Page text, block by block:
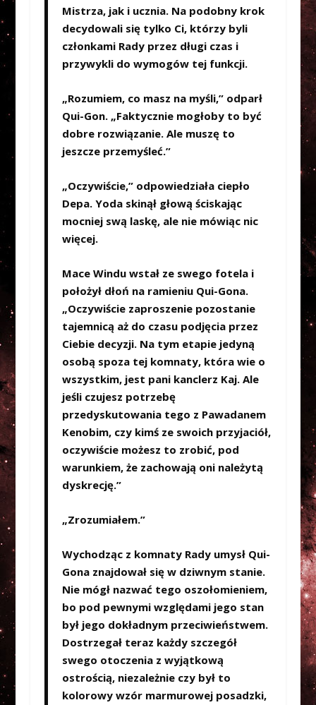
Mistrza, jak i ucznia. Na podobny krok
decydowali się tylko Ci, którzy byli
członkami Rady przez długi czas i
przywykli do wymogów tej funkcji.
„Rozumiem, co masz na myśli,” odparł
Qui-Gon. „Faktycznie mogłoby to być
dobre rozwiązanie. Ale muszę to
jeszcze przemyśleć.”
„Oczywiście,” odpowiedziała ciepło
Depa. Yoda skinął głową ściskając
mocniej swą laskę, ale nie mówiąc nic
więcej.
Mace Windu wstał ze swego fotela i
położył dłoń na ramieniu Qui-Gona.
„Oczywiście zaproszenie pozostanie
tajemnicą aż do czasu podjęcia przez
Ciebie decyzji. Na tym etapie jedyną
osobą spoza tej komnaty, która wie o
wszystkim, jest pani kanclerz Kaj. Ale
jeśli czujesz potrzebę
przedyskutowania tego z Pawadanem
Kenobim, czy kimś ze swoich przyjaciół,
oczywiście możesz to zrobić, pod
warunkiem, że zachowają oni należytą
dyskrecję.”
„Zrozumiałem.”
Wychodząc z komnaty Rady umysł Qui-
Gona znajdował się w dziwnym stanie.
Nie mógł nazwać tego oszołomieniem,
bo pod pewnymi względami jego stan
był jego dokładnym przeciwieństwem.
Dostrzegał teraz każdy szczegół
swego otoczenia z wyjątkową
ostrością, niezależnie czy był to
kolorowy wzór marmurowej posadzki,